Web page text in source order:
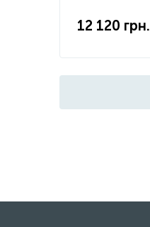
12 120 грн.